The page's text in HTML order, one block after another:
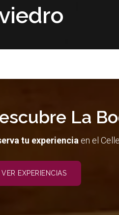
La
tu experiencia en el
VER EXPERIENCIAS